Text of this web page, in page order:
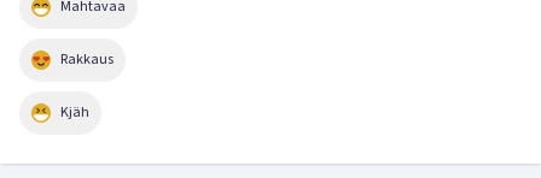
Mahtavaa
Rakkaus
Kjäh